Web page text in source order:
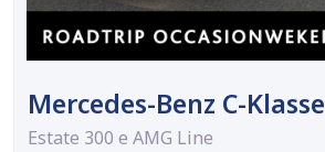
Mercedes-Benz C-Klasse
Estate 300 e AMG Line